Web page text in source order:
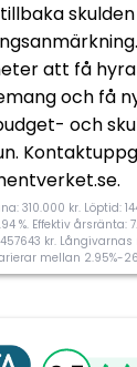
Ansök nu
att få
och få
och
310.000 kr. Löptid:
%. Effektiv årsränta:
kr.
mellan 2.95%-
4.6